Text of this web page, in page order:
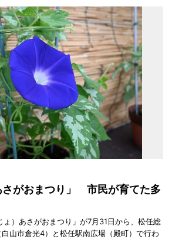
さがおまつり」 市民が育てた多
）あさがおまつり」が7月31日から、松任総
山市倉光4）と松任駅南広場（殿町）で行わ